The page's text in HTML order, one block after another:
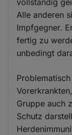
vollständig
Alle anderen
Impfgegner.
fertig zu
unbedingt
Gruppe auch
Schutz